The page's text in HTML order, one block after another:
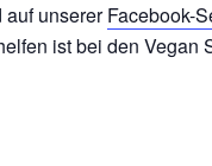
unsererFacebook-
ist bei den